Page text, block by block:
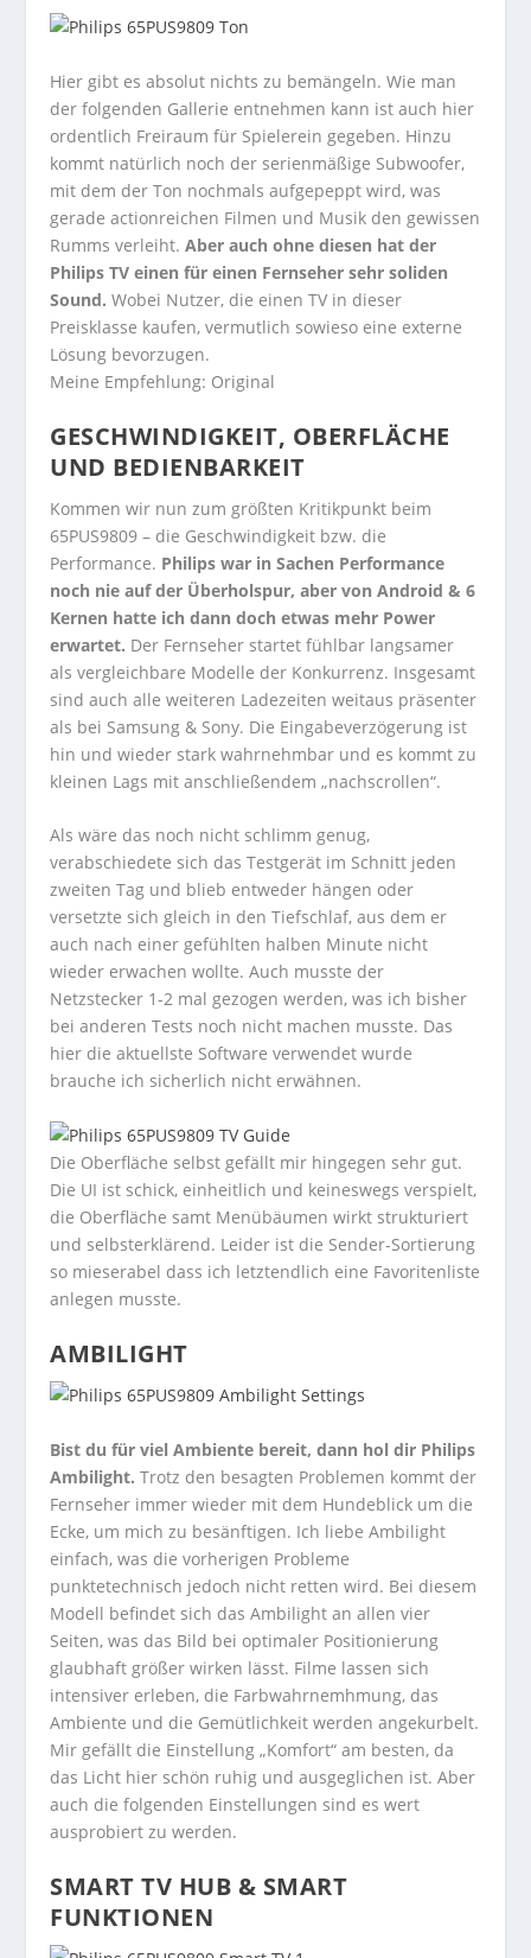
Hier gibt es absolut nichts zu bemängeln. Wie man
der folgenden Gallerie entnehmen kann ist auch hier
ordentlich Freiraum für Spielerein gegeben. Hinzu
kommt natürlich noch der serienmäßige Subwoofer,
mit dem der Ton nochmals aufgepeppt wird, was
gerade actionreichen Filmen und Musik den gewissen
Rumms verleiht.Aber auch ohne diesen hat der
Philips TV einen für einen Fernseher sehr soliden
Sound. Wobei Nutzer, die einen TV in dieser
Preisklasse kaufen, vermutlich sowieso eine externe
Lösung bevorzugen.
Meine Empfehlung: Original
GESCHWINDIGKEIT, OBERFLÄCHE
UND BEDIENBARKEIT
Kommen wir nun zum größten Kritikpunkt beim
65PUS9809 – die Geschwindigkeit bzw. die
Performance. Philips war in Sachen Performance
noch nie auf der Überholspur, aber von Android & 6
Kernen hatte ich dann doch etwas mehr Power
erwartet. Der Fernseher startet fühlbar langsamer
als vergleichbare Modelle der Konkurrenz. Insgesamt
sind auch alle weiteren Ladezeiten weitaus präsenter
als bei Samsung & Sony. Die Eingabeverzögerung ist
hin und wieder stark wahrnehmbar und es kommt zu
kleinen Lags mit anschließendem „nachscrollen“.
Als wäre das noch nicht schlimm genug,
verabschiedete sich das Testgerät im Schnitt jeden
zweiten Tag und blieb entweder hängen oder
versetzte sich gleich in den Tiefschlaf, aus dem er
auch nach einer gefühlten halben Minute nicht
wieder erwachen wollte. Auch musste der
Netzstecker 1-2 mal gezogen werden, was ich bisher
bei anderen Tests noch nicht machen musste. Das
hier die aktuellste Software verwendet wurde
brauche ich sicherlich nicht erwähnen.
Die Oberfläche selbst gefällt mir hingegen sehr gut.
Die UI ist schick, einheitlich und keineswegs verspielt,
die Oberfläche samt Menübäumen wirkt strukturiert
und selbsterklärend. Leider ist die Sender-Sortierung
so mieserabel dass ich letztendlich eine Favoritenliste
anlegen musste.
AMBILIGHT
Bist du für viel Ambiente bereit, dann hol dir Philips
Ambilight. Trotz den besagten Problemen kommt der
Fernseher immer wieder mit dem Hundeblick um die
Ecke, um mich zu besänftigen. Ich liebe Ambilight
einfach, was die vorherigen Probleme
punktetechnisch jedoch nicht retten wird. Bei diesem
Modell befindet sich das Ambilight an allen vier
Seiten, was das Bild bei optimaler Positionierung
glaubhaft größer wirken lässt. Filme lassen sich
intensiver erleben, die Farbwahrnemhmung, das
Ambiente und die Gemütlichkeit werden angekurbelt.
Mir gefällt die Einstellung „Komfort“ am besten, da
das Licht hier schön ruhig und ausgeglichen ist. Aber
auch die folgenden Einstellungen sind es wert
ausprobiert zu werden.
SMART TV HUB & SMART
FUNKTIONEN